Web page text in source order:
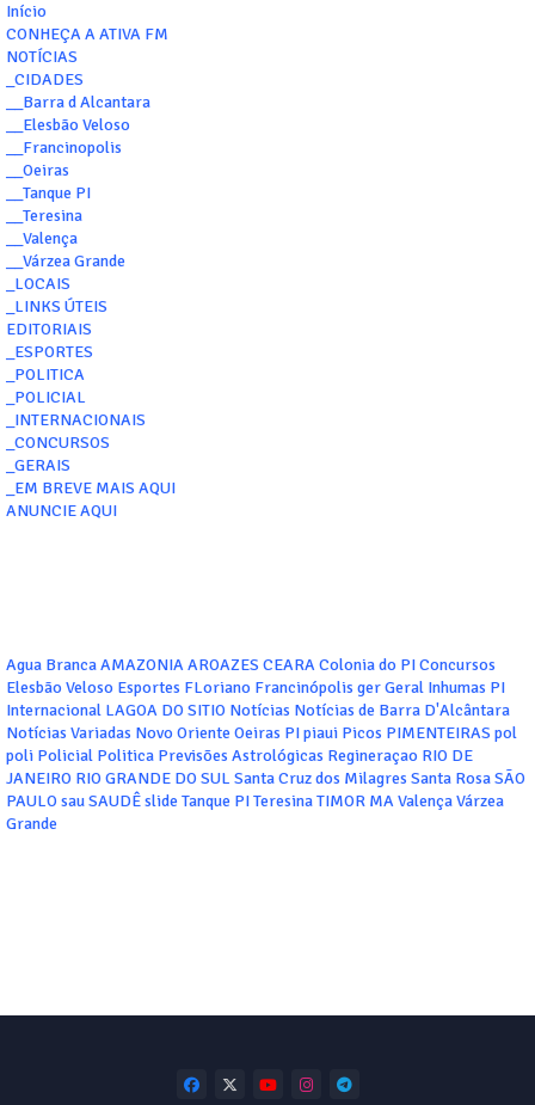
Início
CONHEÇA A ATIVA FM
NOTÍCIAS
_CIDADES
__Barra d Alcantara
__Elesbão Veloso
__Francinopolis
__Oeiras
__Tanque PI
__Teresina
__Valença
__Várzea Grande
_LOCAIS
_LINKS ÚTEIS
EDITORIAIS
_ESPORTES
_POLITICA
_POLICIAL
_INTERNACIONAIS
_CONCURSOS
_GERAIS
_EM BREVE MAIS AQUI
ANUNCIE AQUI
Agua BrancaAMAZONIAAROAZES CEARAColonia do PIConcursos
Elesbão Veloso Esportes FLoriano Francinópolis gerGeral Inhumas PI
Internacional LAGOA DO SITIO Notícias Notícias de Barra D'Alcântara
Notícias Variadas Novo Oriente Oeiras PIpiaui Picos PIMENTEIRAS pol
poli Policial Politica Previsões Astrológicas Regineraçao RIO DE
JANEIRO RIO GRANDE DO SUL Santa Cruz dos Milagres Santa RosaSÃO
PAULOsauSAUDÊslide Tanque PITeresinaTIMOR MAValençaVárzea
Grande